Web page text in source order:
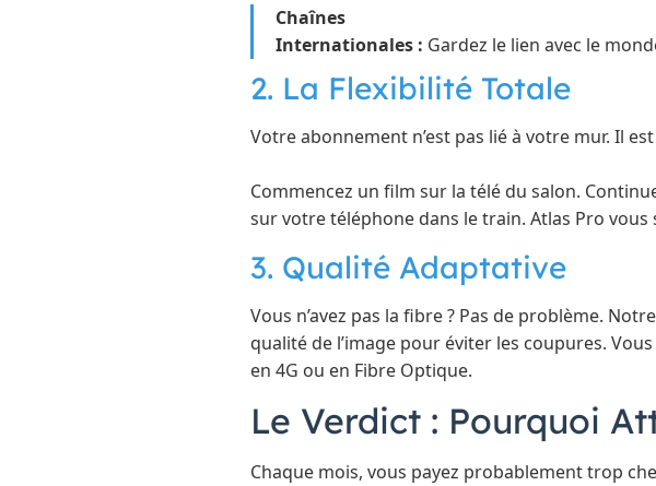
Chaînes
Internationales : Gardez le lien avec le
2. La Flexibilité Totale
Votre abonnement n’est pas lié à votre mur. Il
Commencez un film sur la télé du salon.
sur votre téléphone dans le train. Atlas Pro
3. Qualité Adaptative
Vous n’avez pas la fibre ? Pas de problème.
qualité de l’image pour éviter les coupures.
en 4G ou en Fibre Optique.
Le Verdict : Pourquoi
Chaque mois, vous payez probablement trop